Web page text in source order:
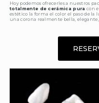
Hoy podemos ofrecerles a nuestros
totalmente de cerámica pura con
estético la forma el color el paso de la
una corona realmente bella,